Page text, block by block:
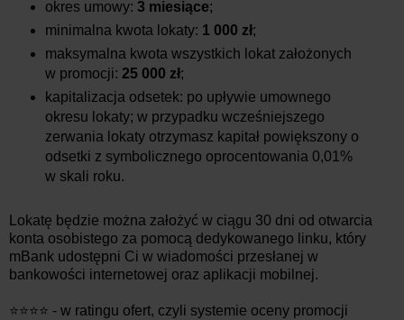
okres umowy: 3 miesiące;
minimalna kwota lokaty: 1 000 zł;
maksymalna kwota wszystkich lokat założonych
w promocji: 25 000 zł;
kapitalizacja odsetek: po upływie umownego
okresu lokaty; w przypadku wcześniejszego
zerwania lokaty otrzymasz kapitał powiększony o
odsetki z symbolicznego oprocentowania 0,01%
w skali roku.
Lokatę będzie można założyć w ciągu 30 dni od otwarcia
konta osobistego za pomocą dedykowanego linku, który
mBank udostępni Ci w wiadomości przesłanej w
bankowości internetowej oraz aplikacji mobilnej.
⭐⭐⭐⭐ - w ratingu ofert, czyli systemie oceny promocji